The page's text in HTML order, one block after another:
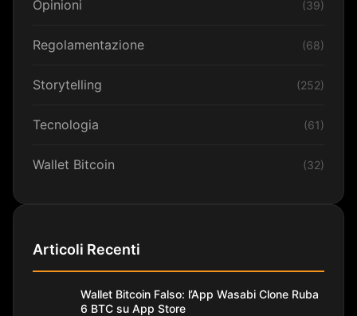
Opinioni (39)
Regolamentazione (68)
Storytelling (252)
Tecnologia (61)
Wallet Bitcoin (32)
Articoli Recenti
Wallet Bitcoin Falso: l’App Wasabi Clone Ruba
6 BTC su App Store